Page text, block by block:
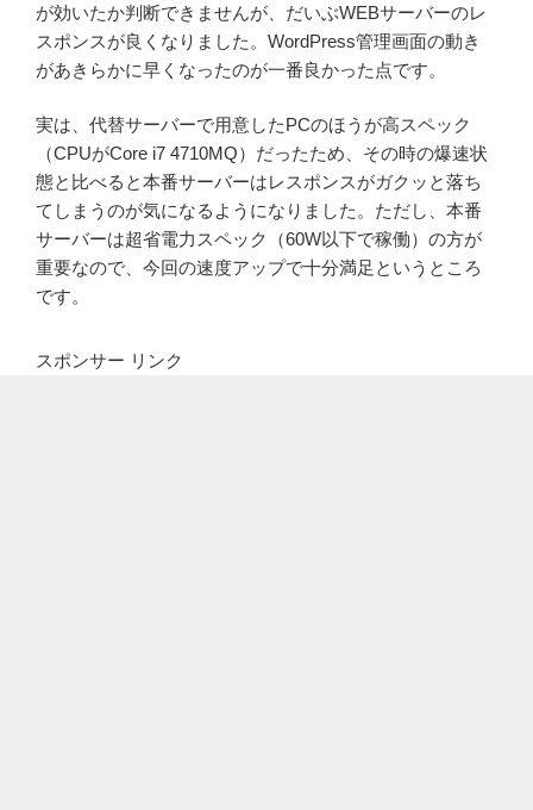
が効いたか判断できませんが、だいぶWEBサーバーのレ
スポンスが良くなりました。WordPress管理画面の動き
があきらかに早くなったのが一番良かった点です。
実は、代替サーバーで用意したPCのほうが高スペック
（CPUがCore i7 4710MQ）だったため、その時の爆速状
態と比べると本番サーバーはレスポンスがガクッと落ち
てしまうのが気になるようになりました。ただし、本番
サーバーは超省電力スペック（60W以下で稼働）の方が
重要なので、今回の速度アップで十分満足というところ
です。
スポンサー リンク